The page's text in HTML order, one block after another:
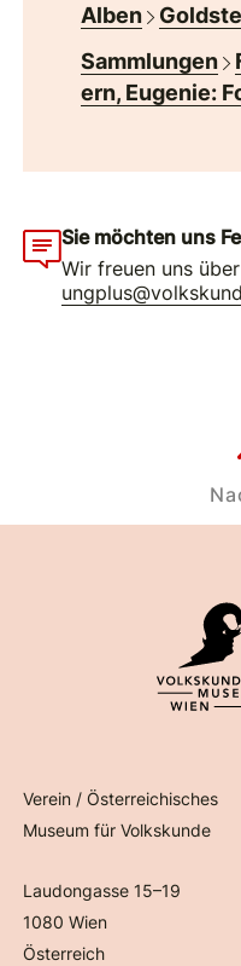
Alben
Sammlungen
ern, Eugenie:
Sie möchten uns
Wir freuen uns
Verein / Österreichisches
Museum für Volkskunde
Laudongasse 15–19
1080 Wien
Österreich